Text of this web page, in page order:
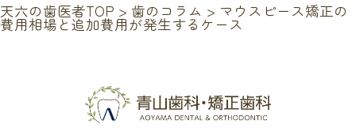
天六の歯医者TOP > 歯のコラム > マウスピース矯正の
費用相場と追加費用が発生するケース